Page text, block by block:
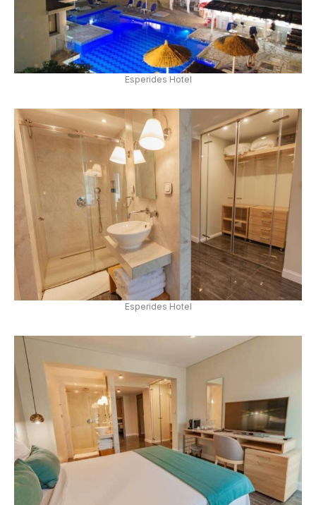
Esperides Hotel
Esperides Hotel